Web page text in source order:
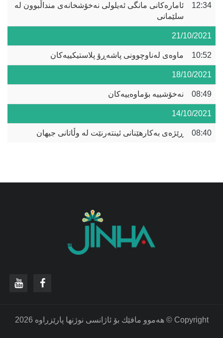
12:34
ئامارەکانی مانگی ئەیلولی نەخۆشخانەی منداڵبوون لە
سلێمانی
21/10/2021
10:52 ماوەی لەناوچوونی پاشەڕۆ پلاستیکییەکان
18/10/2021
08:49 نەخۆشییە بۆماوەییەکان
14/10/2021
08:40 ڕێژەی بەکارهێنانی ئینتەرنێت لە وڵاتانی جیهان
‫Copyright © هه‌موو مافێك بۆ ئاژانسی نوژنها پارێزراوه‌ 2026